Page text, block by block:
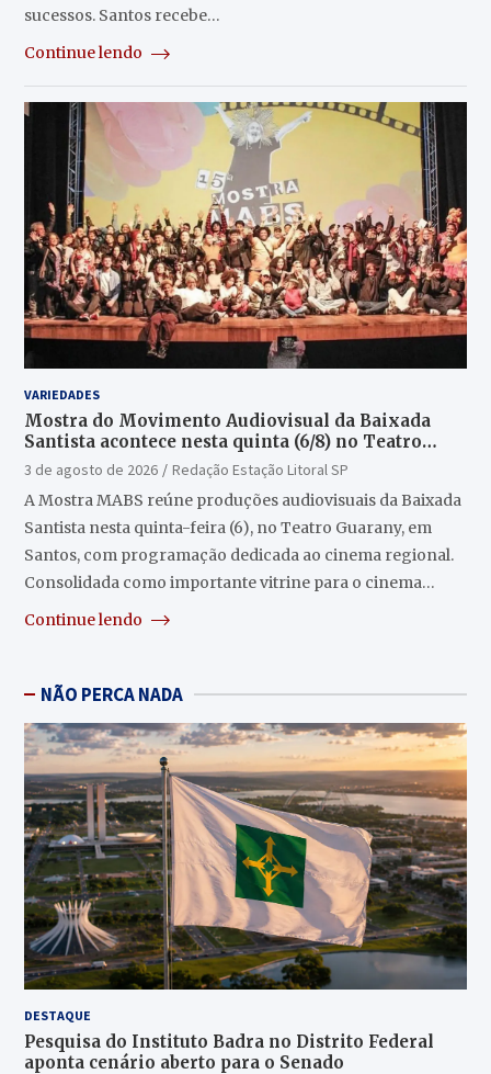
sucessos. Santos recebe…
Continue lendo
VARIEDADES
Mostra do Movimento Audiovisual da Baixada
Santista acontece nesta quinta (6/8) no Teatro
Guarany
3 de agosto de 2026
Redação Estação Litoral SP
A Mostra MABS reúne produções audiovisuais da Baixada
Santista nesta quinta-feira (6), no Teatro Guarany, em
Santos, com programação dedicada ao cinema regional.
Consolidada como importante vitrine para o cinema…
Continue lendo
NÃO PERCA NADA
DESTAQUE
Pesquisa do Instituto Badra no Distrito Federal
aponta cenário aberto para o Senado